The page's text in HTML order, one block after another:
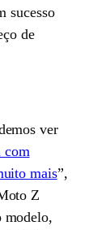
sucesso
de
ver
com
mais”,
Z
modelo,